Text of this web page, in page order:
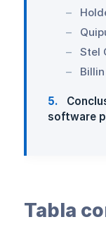
Stel
Billin
5
software
Tabla